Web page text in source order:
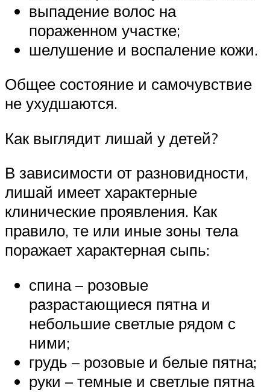
выпадение волос на
пораженном участке;
шелушение и воспаление кожи.
Общее состояние и самочувствие
не ухудшаются.
Как выглядит лишай у детей?
В зависимости от разновидности,
лишай имеет характерные
клинические проявления. Как
правило, те или иные зоны тела
поражает характерная сыпь:
спина – розовые
разрастающиеся пятна и
небольшие светлые рядом с
ними;
грудь – розовые и белые пятна;
руки – темные и светлые пятна